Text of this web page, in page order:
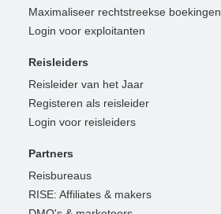
Maximaliseer rechtstreekse boekingen
Login voor exploitanten
Reisleiders
Reisleider van het Jaar
Registeren als reisleider
Login voor reisleiders
Partners
Reisbureaus
RISE: Affiliates & makers